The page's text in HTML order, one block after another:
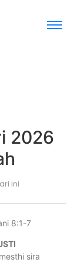
2026
ini
8:1-7
sira